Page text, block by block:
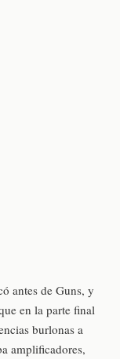
antes de Guns, y
en la parte final
burlonas a
amplificadores,